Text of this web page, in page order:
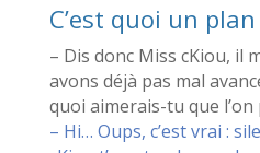
C’est quoi un plan
– Dis donc Miss cKiou, il
avons déjà pas mal
quoi aimerais-tu que l’on
– Hi… Oups, c’est vrai :